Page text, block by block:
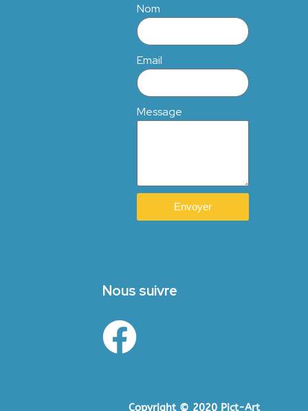
Nom
Email
Message
Envoyer
Nous suivre
Copyright © 2020 Pict-Art